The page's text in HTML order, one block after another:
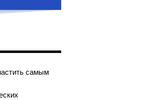
самым